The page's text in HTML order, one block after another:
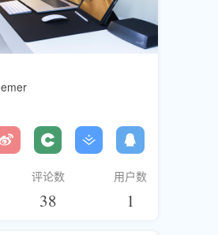
emer
评论数
38
用户数
1